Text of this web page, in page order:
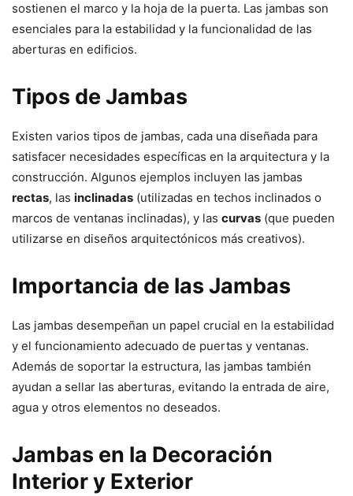
sostienen el marco y la hoja de la puerta. Las jambas son
esenciales para la estabilidad y la funcionalidad de las
aberturas en edificios.
Tipos de Jambas
Existen varios tipos de jambas, cada una diseñada para
satisfacer necesidades específicas en la arquitectura y la
construcción. Algunos ejemplos incluyen las jambas
rectas, las inclinadas (utilizadas en techos inclinados o
marcos de ventanas inclinadas), y las curvas (que pueden
utilizarse en diseños arquitectónicos más creativos).
Importancia de las Jambas
Las jambas desempeñan un papel crucial en la estabilidad
y el funcionamiento adecuado de puertas y ventanas.
Además de soportar la estructura, las jambas también
ayudan a sellar las aberturas, evitando la entrada de aire,
agua y otros elementos no deseados.
Jambas en la Decoración
Interior y Exterior